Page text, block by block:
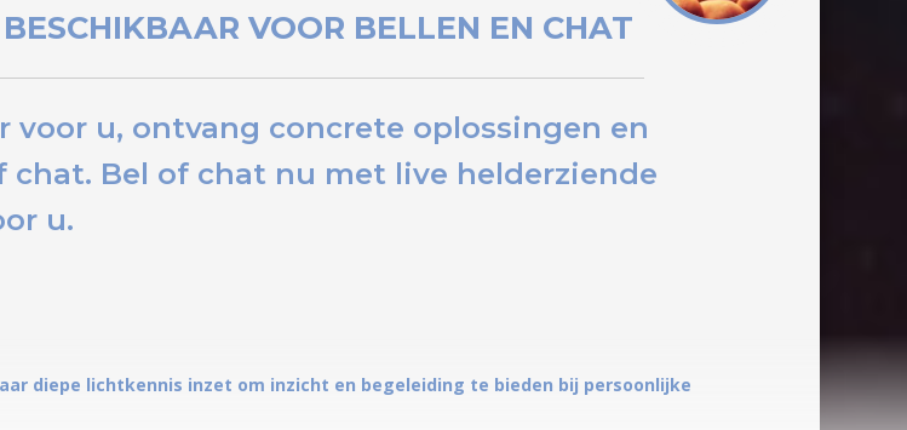
VOOR BELLEN EN CHAT
voor u, ontvang concrete oplossingen en
chat. Bel of chat nu met live helderziende
u.
diepe lichtkennis inzet om inzicht en begeleiding te bieden bij persoonlijke